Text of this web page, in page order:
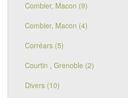
Combier, Macon (9)
Combier, Macon (4)
Corréars (5)
Courtin , Grenoble (2)
Divers (10)